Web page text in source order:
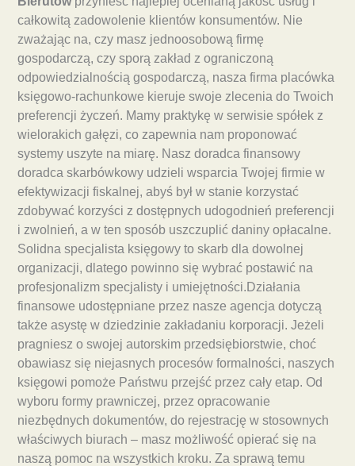
całkowitą zadowolenie klientów konsumentów. Nie
zważając na, czy masz jednoosobową firmę
gospodarczą, czy sporą zakład z ograniczoną
odpowiedzialnością gospodarczą, nasza firma placówka
księgowo-rachunkowe kieruje swoje zlecenia do Twoich
preferencji życzeń. Mamy praktykę w serwisie spółek z
wielorakich gałęzi, co zapewnia nam proponować
systemy uszyte na miarę. Nasz doradca finansowy
doradca skarbówkowy udzieli wsparcia Twojej firmie w
efektywizacji fiskalnej, abyś był w stanie korzystać
zdobywać korzyści z dostępnych udogodnień preferencji
i zwolnień, a w ten sposób uszczuplić daniny opłacalne.
Solidna specjalista księgowy to skarb dla dowolnej
organizacji, dlatego powinno się wybrać postawić na
profesjonalizm specjalisty i umiejętności.Działania
finansowe udostępniane przez nasze agencja dotyczą
także asystę w dziedzinie zakładaniu korporacji. Jeżeli
pragniesz o swojej autorskim przedsiębiorstwie, choć
obawiasz się niejasnych procesów formalności, naszych
księgowi pomoże Państwu przejść przez cały etap. Od
wyboru formy prawniczej, przez opracowanie
niezbędnych dokumentów, do rejestrację w stosownych
właściwych biurach – masz możliwość opierać się na
naszą pomoc na wszystkich kroku. Za sprawą temu